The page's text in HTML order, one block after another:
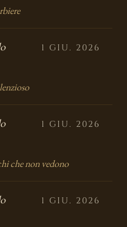
1 GIU. 2026
1 GIU. 2026
che non vedono
1 GIU. 2026